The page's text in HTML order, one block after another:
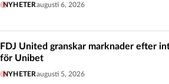
NYHETERaugusti 6, 2026
FDJ United granskar marknader efter
för Unibet
NYHETERaugusti 5, 2026